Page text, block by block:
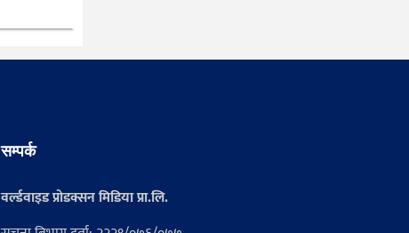
सम्पर्क
वर्ल्डवाइड प्रोडक्सन मिडिया प्रा.लि.